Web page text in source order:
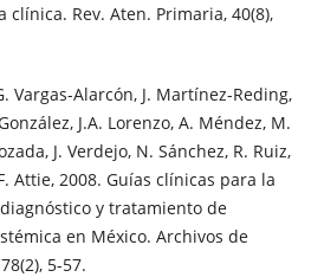
Rev. Aten. Primaria, 40(8),
Vargas-Alarcón, J. Martínez-Reding,
J.A. Lorenzo, A. Méndez, M.
J. Verdejo, N. Sánchez, R. Ruiz,
Attie, 2008. Guías clínicas para la
y tratamiento de
en México. Archivos de
5-57.